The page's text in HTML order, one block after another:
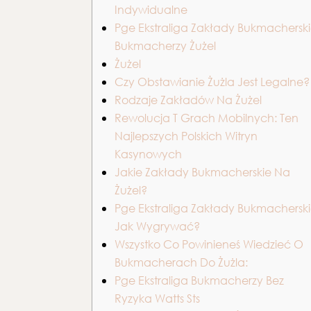
Indywidualne
Pge Ekstraliga Zakłady
Bukmacherzy Żużel
Żużel
Czy Obstawianie Żużla Jest Legalne?
Rodzaje Zakładów Na Żużel
Rewolucja T Grach Mobilnych: Ten
Najlepszych Polskich Witryn
Kasynowych
Jakie Zakłady Bukmacherskie Na
Żużel?
Pge Ekstraliga Zakłady
Jak Wygrywać?
Wszystko Co Powinieneś Wiedzieć O
Bukmacherach Do Żużla:
Pge Ekstraliga Bukmacherzy Bez
Ryzyka Watts Sts